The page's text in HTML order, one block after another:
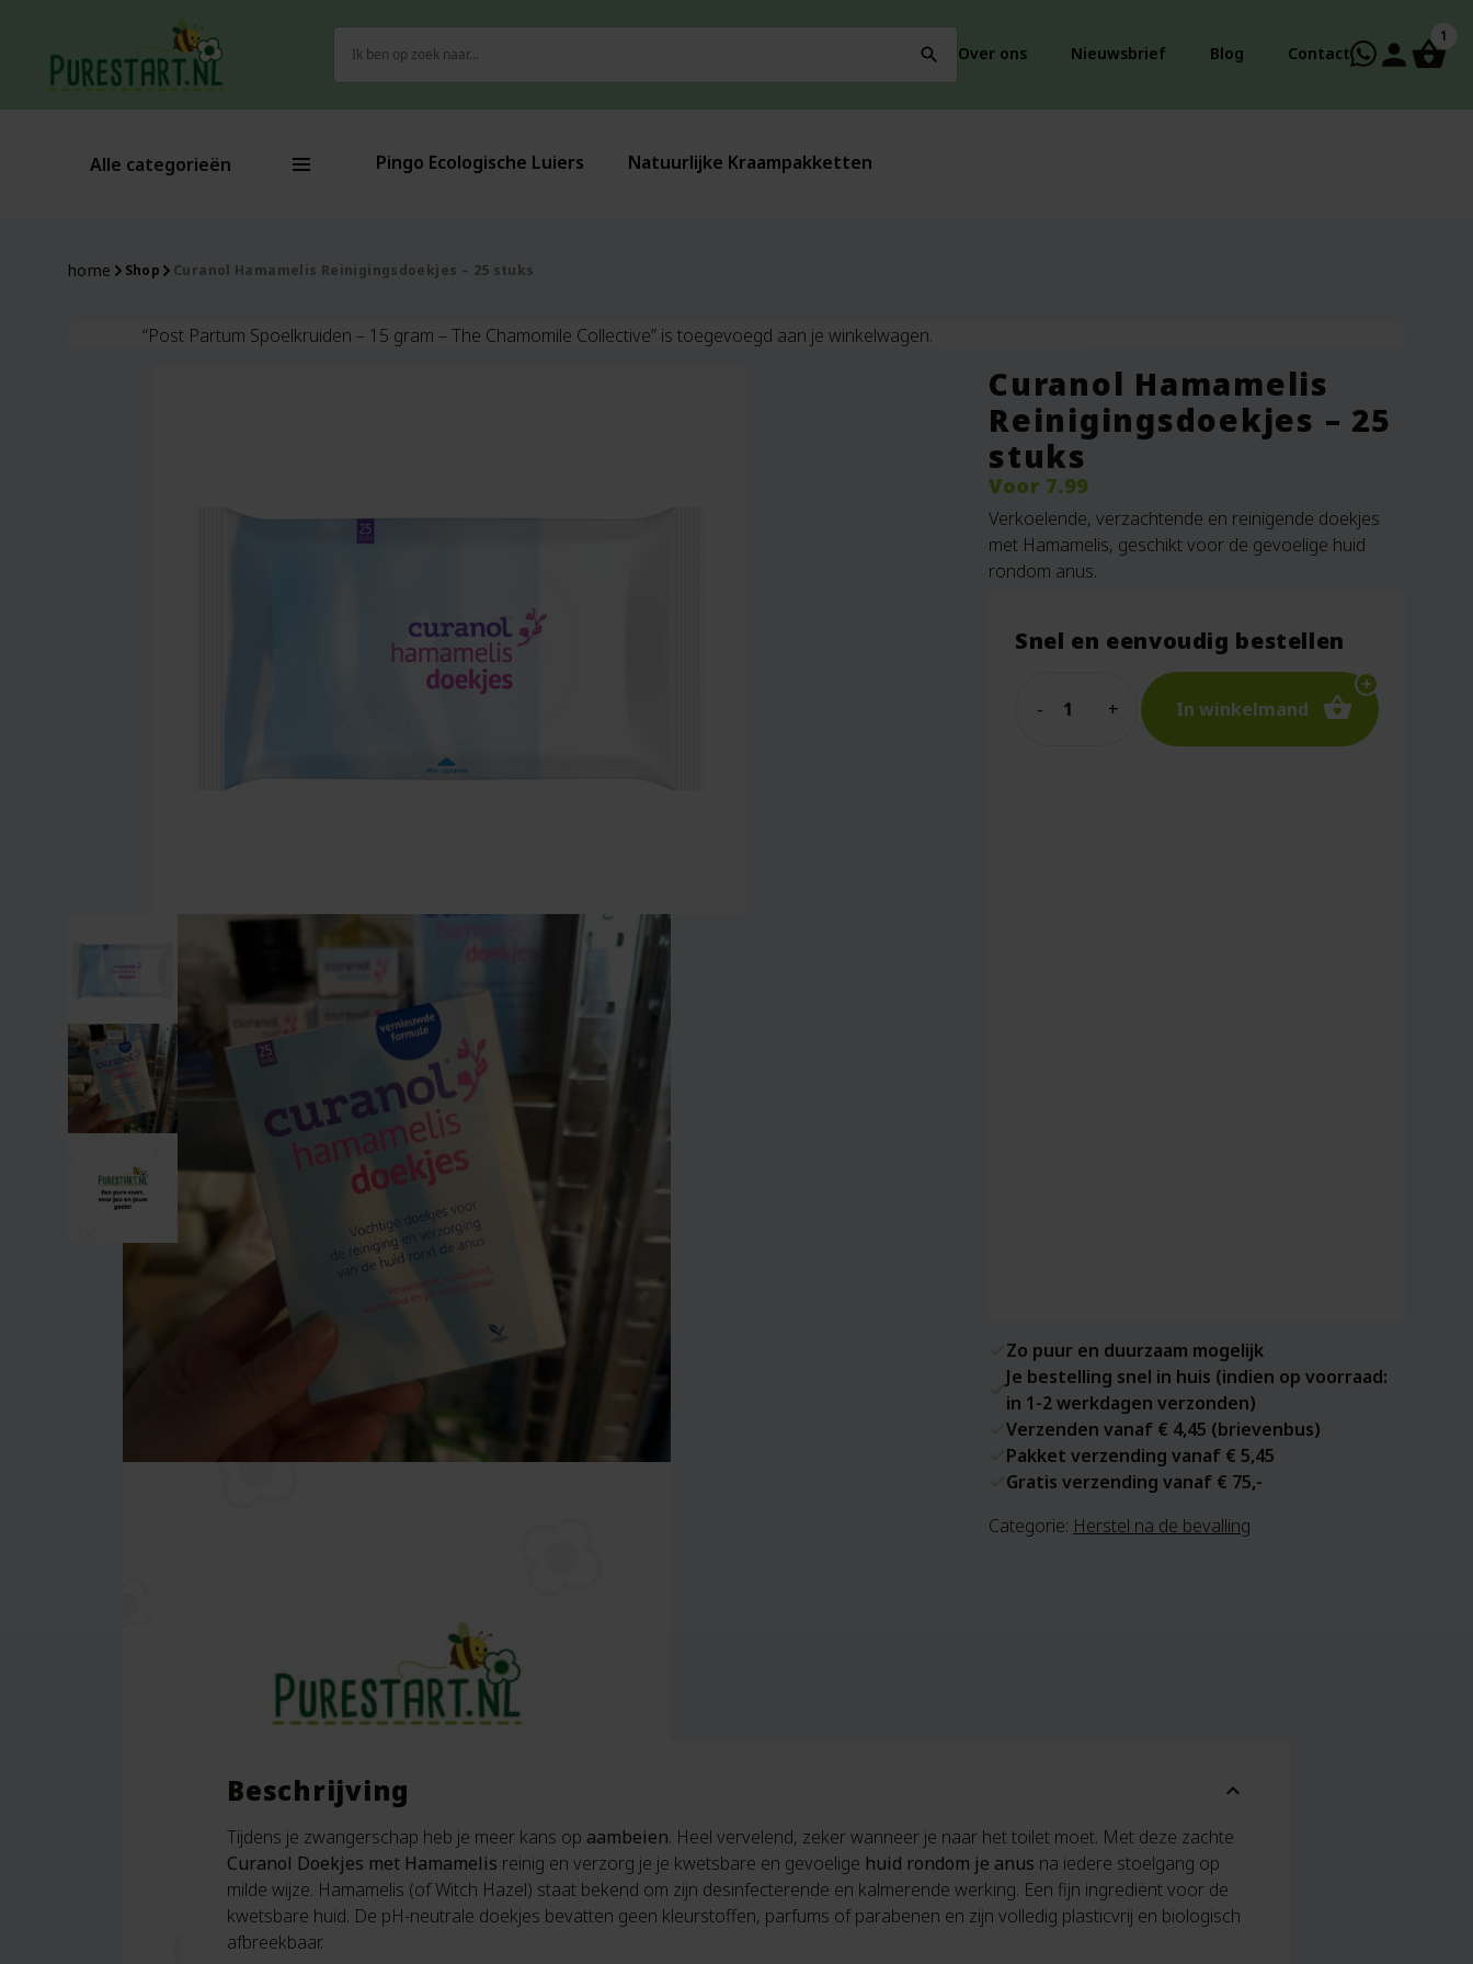
naar:
search Over ons Nieuwsbrief Blog Contact person
1
Alle categorieën Pingo Ecologische Luiers Natuurlijke Kraampakketten
home Shop Curanol Hamamelis Reinigingsdoekjes – 25 stuks
“Post Partum Spoelkruiden – 15 gram – The Chamomile Collective” is toegevoegd aan je winkelwagen.
Curanol Hamamelis
Reinigingsdoekjes – 25
stuks
Voor 7.99
Verkoelende, verzachtende en reinigende doekjes
met Hamamelis, geschikt voor de gevoelige huid
rondom anus.
Snel en eenvoudig bestellen
In winkelmand
Zo puur en duurzaam mogelijk
Je bestelling snel in huis (indien op voorraad:
in 1-2 werkdagen verzonden)
Verzenden vanaf € 4,45 (brievenbus)
Pakket verzending vanaf € 5,45
Gratis verzending vanaf € 75,-
Categorie: Herstel na de bevalling
Beschrijving expand_more
Tijdens je zwangerschap heb je meer kans op aambeien. Heel vervelend, zeker wanneer je naar het toilet moet. Met deze zachte
Curanol Doekjes met Hamamelis reinig en verzorg je je kwetsbare en gevoelige huid rondom je anus na iedere stoelgang op
milde wijze. Hamamelis (of Witch Hazel) staat bekend om zijn desinfecterende en kalmerende werking. Een fijn ingrediënt voor de
kwetsbare huid. De pH-neutrale doekjes bevatten geen kleurstoffen, parfums of parabenen en zijn volledig plasticvrij en biologisch
afbreekbaar.